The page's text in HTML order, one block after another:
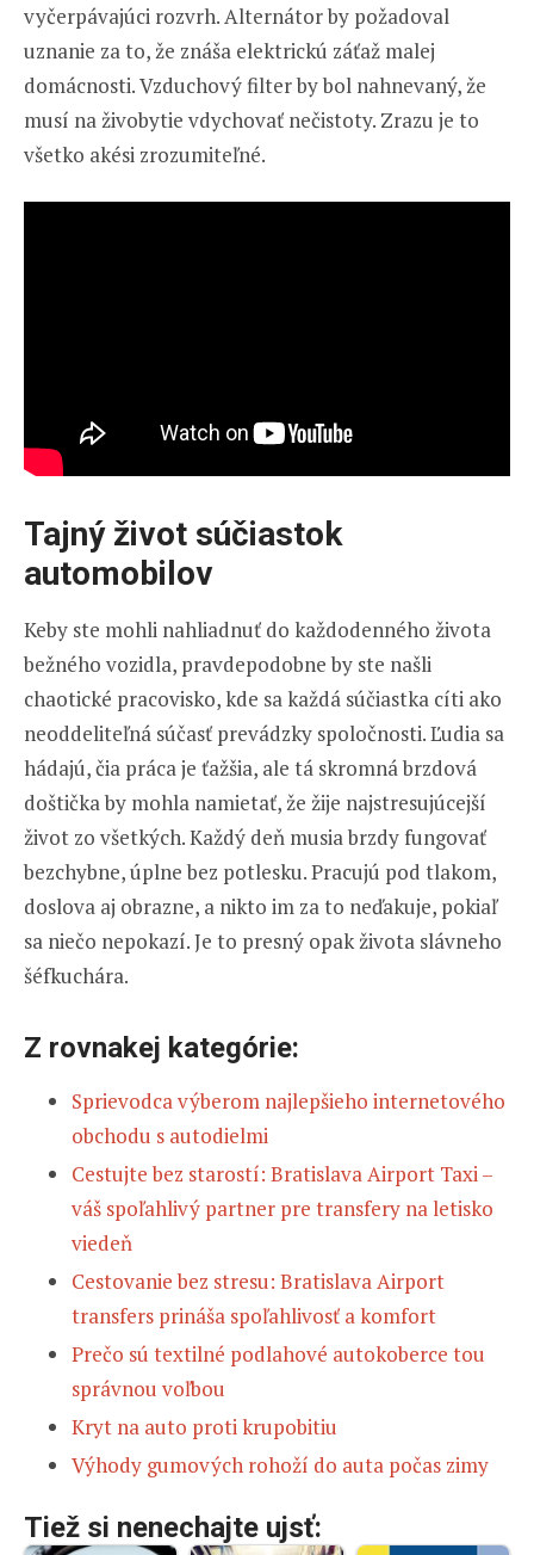
vyčerpávajúci rozvrh. Alternátor by požadoval
uznanie za to, že znáša elektrickú záťaž malej
domácnosti. Vzduchový filter by bol nahnevaný, že
musí na živobytie vdychovať nečistoty. Zrazu je to
všetko akési zrozumiteľné.
Tajný život súčiastok
automobilov
Keby ste mohli nahliadnuť do každodenného života
bežného vozidla, pravdepodobne by ste našli
chaotické pracovisko, kde sa každá súčiastka cíti ako
neoddeliteľná súčasť prevádzky spoločnosti. Ľudia sa
hádajú, čia práca je ťažšia, ale tá skromná brzdová
doštička by mohla namietať, že žije najstresujúcejší
život zo všetkých. Každý deň musia brzdy fungovať
bezchybne, úplne bez potlesku. Pracujú pod tlakom,
doslova aj obrazne, a nikto im za to neďakuje, pokiaľ
sa niečo nepokazí. Je to presný opak života slávneho
šéfkuchára.
Z rovnakej kategórie:
Sprievodca výberom najlepšieho internetového
obchodu s autodielmi
Cestujte bez starostí: Bratislava Airport Taxi –
váš spoľahlivý partner pre transfery na letisko
viedeň
Cestovanie bez stresu: Bratislava Airport
transfers prináša spoľahlivosť a komfort
Prečo sú textilné podlahové autokoberce tou
správnou voľbou
Kryt na auto proti krupobitiu
Výhody gumových rohoží do auta počas zimy
Tiež si nenechajte ujsť: